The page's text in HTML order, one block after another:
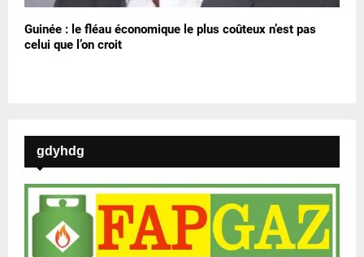
Guinée : le fléau économique le plus coûteux n’est pas
celui que l’on croit
gdyhdg